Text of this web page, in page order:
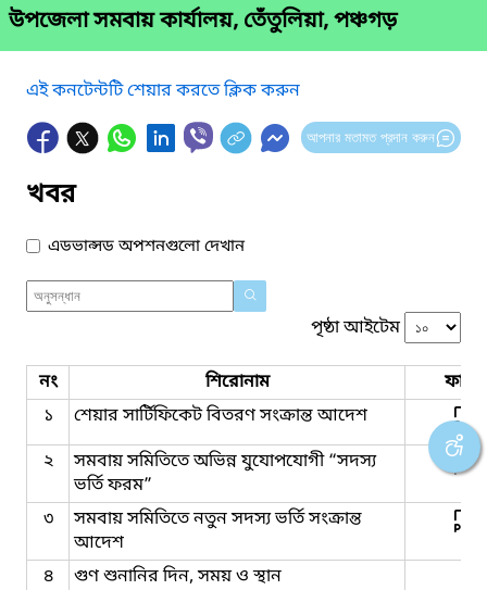
উপ‌জেলা সমবায় কার্যালয়, তেঁতুলিয়া, পঞ্চগড়
এই কনটেন্টটি শেয়ার করতে ক্লিক করুন
আপনার মতামত প্রদান করুন
খবর
এডভান্সড অপশনগুলো দেখান
পৃষ্ঠা আইটেম
নং শিরোনাম
ফাইল
১
শেয়ার সার্টিফিকেট বিতরণ সংক্রান্ত আদেশ
২
সমবায় সমিতিতে অভিন্ন যুযোপযোগী “সদস্য
ভর্তি ফরম”
৩
সমবায় সমিতিতে নতুন সদস্য ভর্তি সংক্রান্ত
আদেশ
৪
গুণ শুনানির দিন, সময় ও স্থান